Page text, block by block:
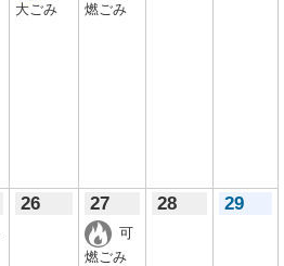
大ごみ
燃ごみ
26 27
可
燃ごみ
28 29